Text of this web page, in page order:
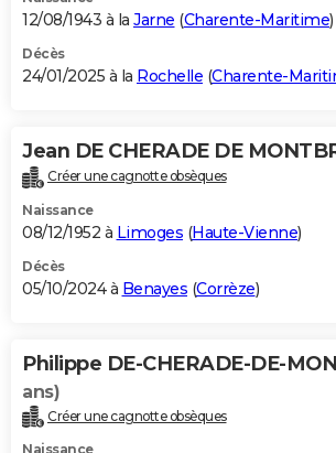
12/08/1943 à la Jarne (Charente-Maritime)
Décès
24/01/2025 à la Rochelle (Charente-
Jean DE CHERADE DE
Créer une cagnotte obsèques
Naissance
08/12/1952 à Limoges (Haute-Vienne)
Décès
05/10/2024 à Benayes (Corrèze)
Philippe DE-CHERADE-DE-
ans)
Créer une cagnotte obsèques
Naissance